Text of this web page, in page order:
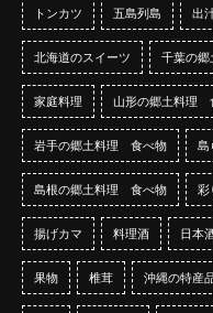
トンカツ 五島列島 出
北海道のスイーツ 千葉の
家庭料理 山形の郷土料理
岩手の郷土料理 食べ物 島
島根の郷土料理 食べ物 彩
揚げカマ 料理酒 日本
果物 椎茸 沖縄の特産